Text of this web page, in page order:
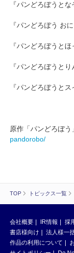
TOP トピックス一覧
『パンどろぼうと
『パンどろぼう お
『パンどろぼうとほ
『パンどろぼうとり
『パンどろぼうとス
原作「パンどろぼう
pandorobo/
会社概要 IR情報 採
書店様向け
法人様一
作品の利用について